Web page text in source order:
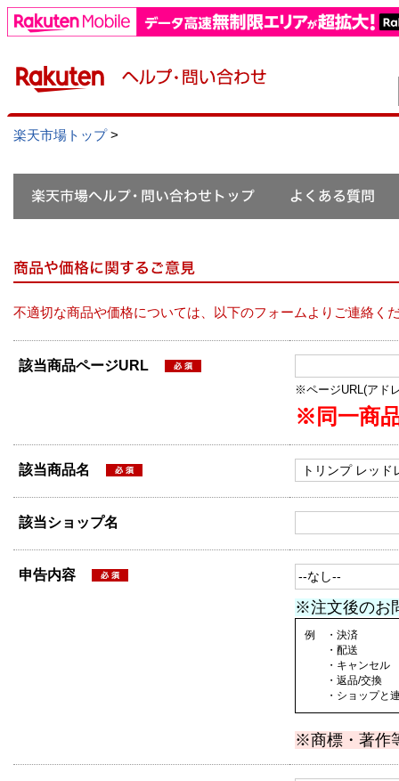
楽天市場トップ>
不適切な商品や価格については、以下のフォームよりご連絡く
該当商品ページURL
※ページURL(アド
※同一商
該当商品名
該当ショップ名
申告内容
※注文後のお
例 ・決済
・配送
・キャンセル
・返品/交換
・ショップと連
※商標・著作